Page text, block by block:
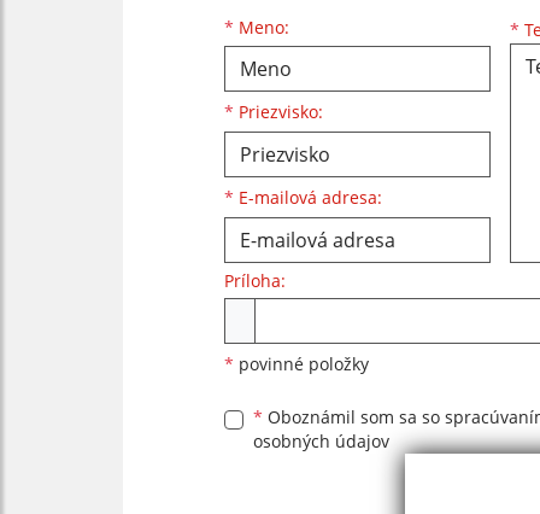
* Meno:
Meno
* Priezvisko:
Priezvisko
* E-mailová adresa:
E-mailová adresa *
Príloha:
* povinné položky
* Oboznámil som sa so
osobných údajov